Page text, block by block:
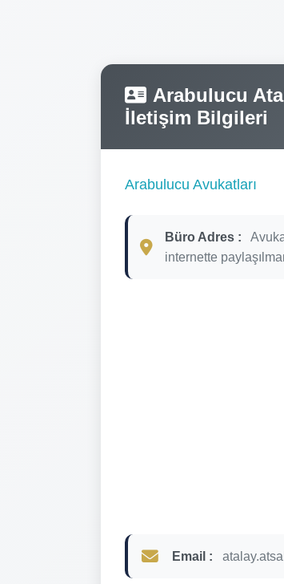
Arabulucu
İletişim Bilgileri
Arabulucu Avukatları
Büro Adres :
internette
Email :